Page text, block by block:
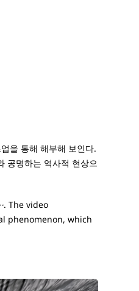
을 통해 해부해 보인다.
공명하는 역사적 현상으
. The video
phenomenon, which